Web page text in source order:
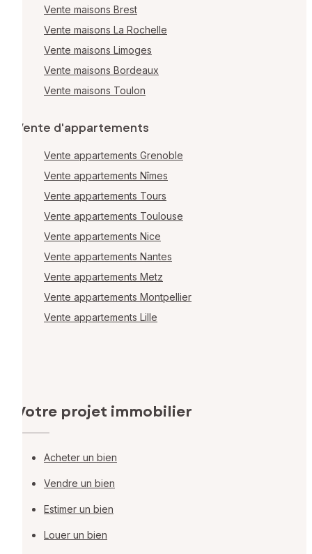
Vente maisons Brest
Vente maisons La Rochelle
Vente maisons Limoges
Vente maisons Bordeaux
Vente maisons Toulon
Vente d'appartements
Vente appartements Grenoble
Vente appartements Nîmes
Vente appartements Tours
Vente appartements Toulouse
Vente appartements Nice
Vente appartements Nantes
Vente appartements Metz
Vente appartements Montpellier
Vente appartements Lille
Votre projet immobilier
Acheter un bien
Vendre un bien
Estimer un bien
Louer un bien